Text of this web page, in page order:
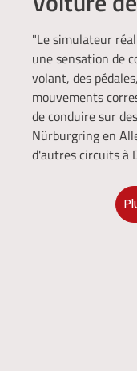
"Le simulateur
une sensation de
volant, des
mouvements
de conduire sur
Nürburgring en
d'autres circuits à